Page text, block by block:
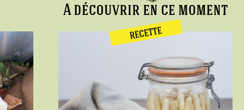
A découvrir en ce moment
RECETTE